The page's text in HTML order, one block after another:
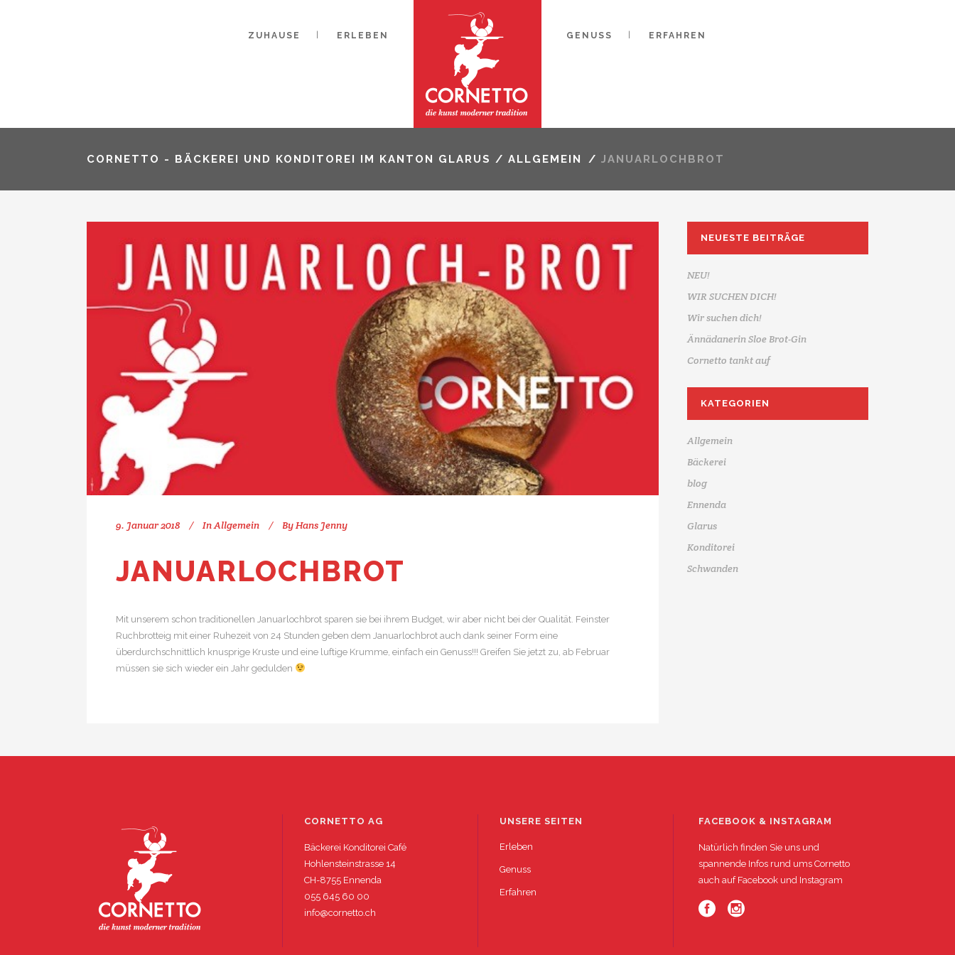
ZUHAUSE ERLEBEN GENUSS ERFAHREN
CORNETTO - BÄCKEREI UND KONDITOREI IM KANTON GLARUS / ALLGEMEIN / JANUARLOCHBROT
9. Januar 2018 InAllgemein ByHans Jenny
JANUARLOCHBROT
Mit unserem schon traditionellen Januarlochbrot sparen sie bei ihrem Budget, wir aber nicht bei der Qualität. Feinster
Ruchbrotteig mit einer Ruhezeit von 24 Stunden geben dem Januarlochbrot auch dank seiner Form eine
überdurchschnittlich knusprige Kruste und eine luftige Krumme, einfach ein Genuss!!! Greifen Sie jetzt zu, ab Februar
müssen sie sich wieder ein Jahr gedulden
NEUESTE BEITRÄGE
NEU!
WIR SUCHEN DICH!
Wir suchen dich!
Ännädanerin Sloe Brot-Gin
Cornetto tankt auf
KATEGORIEN
Allgemein
Bäckerei
blog
Ennenda
Glarus
Konditorei
Schwanden
CORNETTO AG
Bäckerei Konditorei Café
Hohlensteinstrasse 14
CH-8755 Ennenda
055 645 60 00
info@cornetto.ch
UNSERE SEITEN
Erleben
Genuss
Erfahren
FACEBOOK & INSTAGRAM
Natürlich finden Sie uns und
spannende Infos rund ums Cornetto
auch auf Facebook und Instagram